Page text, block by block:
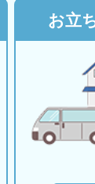
お立